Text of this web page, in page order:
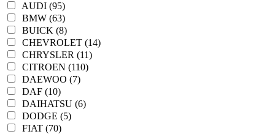
AUDI (95)
BMW (63)
BUICK (8)
CHEVROLET (14)
CHRYSLER (11)
CITROEN (110)
DAEWOO (7)
DAF (10)
DAIHATSU (6)
DODGE (5)
FIAT (70)